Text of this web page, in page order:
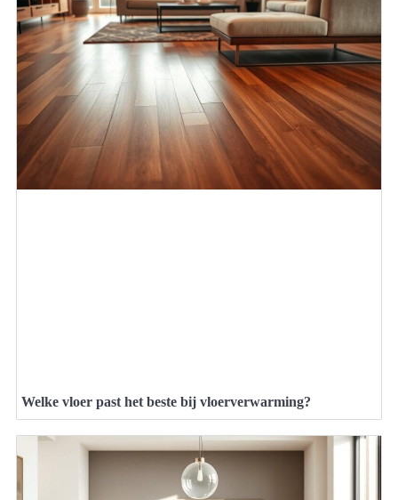
Welke vloer past het beste bij vloerverwarming?